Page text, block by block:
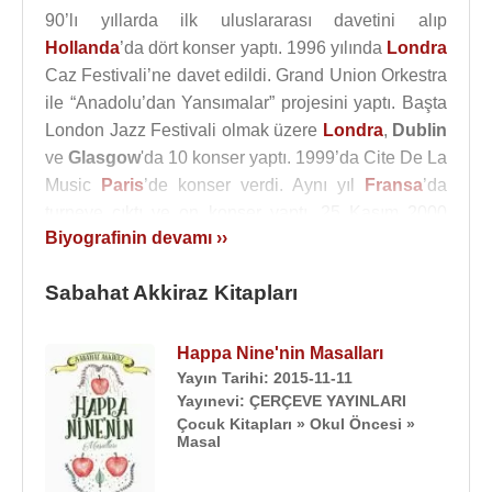
90’lı yıllarda ilk uluslararası davetini alıp
Hollanda’da dört konser yaptı. 1996 yılında Londra
Caz Festivali’ne davet edildi. Grand Union Orkestra
ile “Anadolu’dan Yansımalar” projesini yaptı. Başta
London Jazz Festivali olmak üzere Londra, Dublin
ve Glasgow'da 10 konser yaptı. 1999’da Cite De La
Music Paris’de konser verdi. Aynı yıl Fransa’da
tarihindeParis’te Theatre De La Ville’de konser
gazetelerde tam sayfa olarak okuyuculara aktarıldı.
deyişleri ve uzun havaları seslendirdi. Sabahat
Akkiraz, kurduğu müzik şirketi ile de yapımcılığa
başladı.
İsveç’ten Fas’a,
İspanya’dan
Biyografinin devamı ››
Sabahat Akkiraz Kitapları
Happa Nine'nin Masalları
Yayın Tarihi: 2015-11-11
Yayınevi: ÇERÇEVE YAYINLARI
Çocuk Kitapları » Okul Öncesi »
Masal